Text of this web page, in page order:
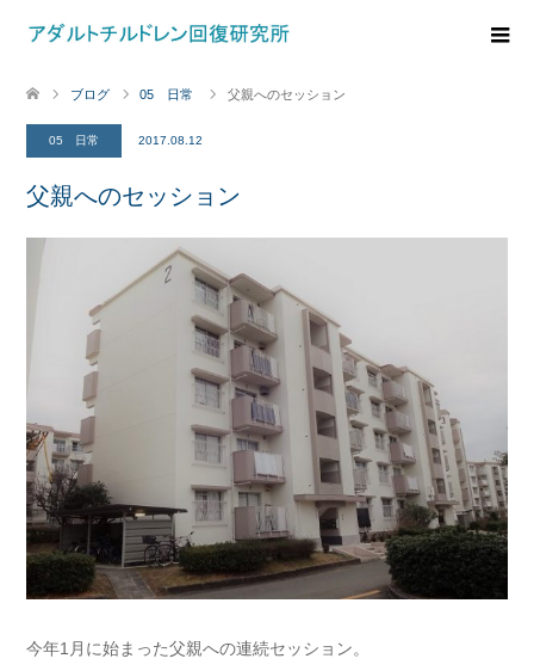
ブログ 05 日常 父親へのセッション
05 日常 2017.08.12
父親へのセッション
今年1月に始まった父親への連続セッション。